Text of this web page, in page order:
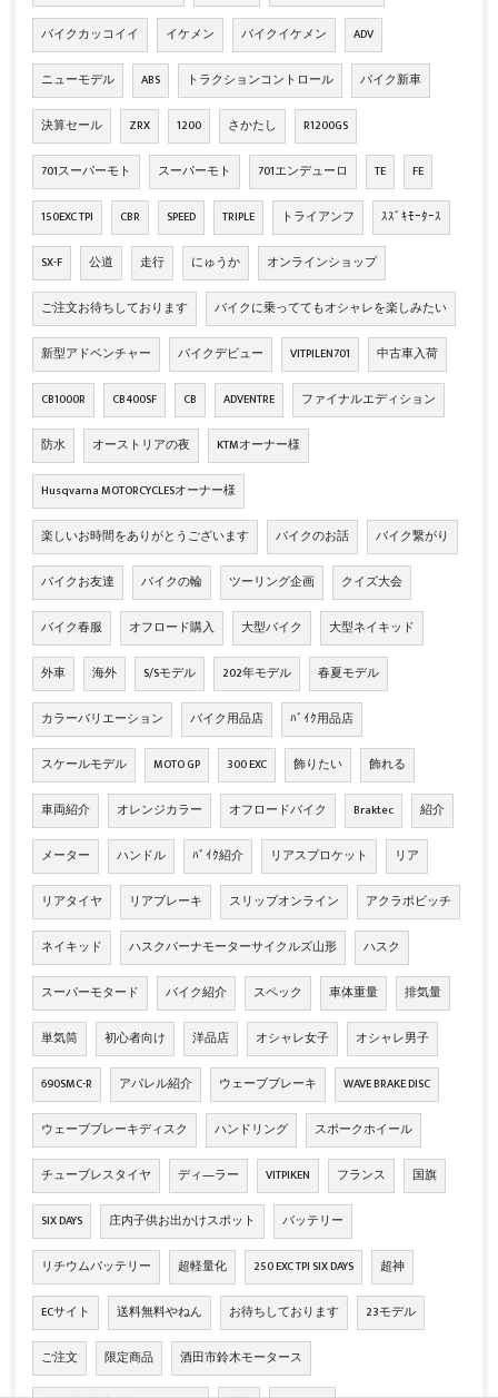
バイクカッコイイ イケメン バイクイケメン ADV
ニューモデル ABS トラクションコントロール バイク新車
決算セール ZRX 1200 さかたし R1200GS
701スーパーモト スーパーモト 701エンデューロ TE FE
150EXC TPI CBR SPEED TRIPLE トライアンフ ｽｽﾞｷﾓｰﾀｰｽ
SX-F 公道 走行 にゅうか オンラインショップ
ご注文お待ちしております バイクに乗っててもオシャレを楽しみたい
新型アドベンチャー バイクデビュー VITPILEN701 中古車入荷
CB1000R CB400SF CB ADVENTRE ファイナルエディション
防水 オーストリアの夜 KTMオーナー様
Husqvarna MOTORCYCLESオーナー様
楽しいお時間をありがとうございます バイクのお話 バイク繋がり
バイクお友達 バイクの輪 ツーリング企画 クイズ大会
バイク春服 オフロード購入 大型バイク 大型ネイキッド
外車 海外 S/Sモデル 202年モデル 春夏モデル
カラーバリエーション バイク用品店 ﾊﾞｲｸ用品店
スケールモデル MOTO GP 300 EXC 飾りたい 飾れる
車両紹介 オレンジカラー オフロードバイク Braktec 紹介
メーター ハンドル ﾊﾞｲｸ紹介 リアスプロケット リア
リアタイヤ リアブレーキ スリップオンライン アクラポビッチ
ネイキッド ハスクバーナモーターサイクルズ山形 ハスク
スーパーモタード バイク紹介 スペック 車体重量 排気量
単気筒 初心者向け 洋品店 オシャレ女子 オシャレ男子
690SMC-R アパレル紹介 ウェーブブレーキ WAVE BRAKE DISC
ウェーブブレーキディスク ハンドリング スポークホイール
チューブレスタイヤ ディ―ラー VITPIKEN フランス 国旗
SIX DAYS 庄内子供お出かけスポット バッテリー
リチウムバッテリー 超軽量化 250 EXC TPI SIX DAYS 超神
ECサイト 送料無料やねん お待ちしております 23モデル
ご注文 限定商品 酒田市鈴木モータース